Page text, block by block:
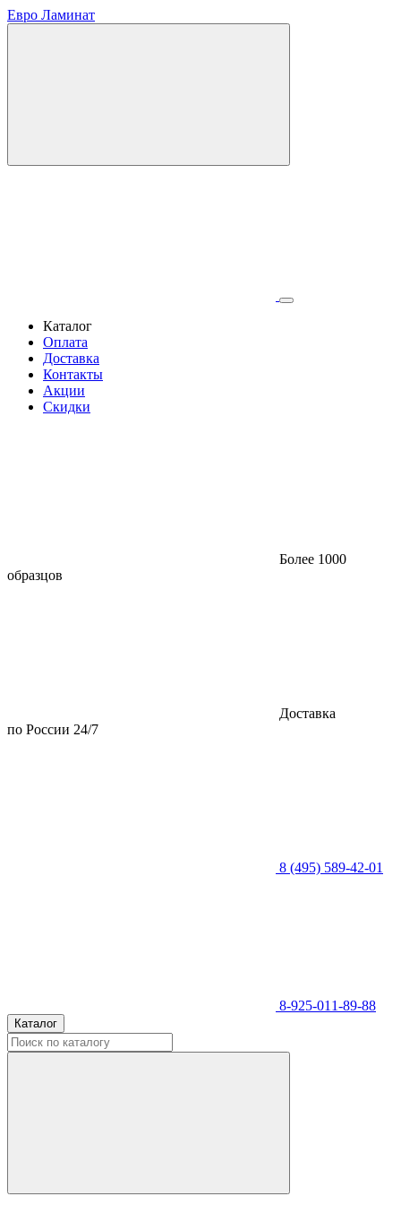
Евро Ламинат
Каталог
Оплата
Доставка
Контакты
Акции
Скидки
Более 1000
образцов
Доставка
по России 24/7
8 (495) 589-42-01
8-925-011-89-88
Каталог